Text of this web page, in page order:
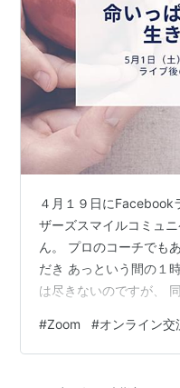
４月１９日にFacebook
ザーズスマイルコミュ
ん。 プロのコーチでも
だき あっという間の１
は尽きないのですが、
Facebookグループに入
https://
#Zoom #オンライン交